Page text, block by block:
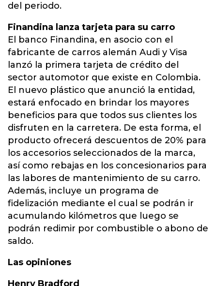
del periodo.
Finandina lanza tarjeta para su carro
El banco Finandina, en asocio con el
fabricante de carros alemán Audi y Visa
lanzó la primera tarjeta de crédito del
sector automotor que existe en Colombia.
El nuevo plástico que anunció la entidad,
estará enfocado en brindar los mayores
beneficios para que todos sus clientes los
disfruten en la carretera. De esta forma, el
producto ofrecerá descuentos de 20% para
los accesorios seleccionados de la marca,
así como rebajas en los concesionarios para
las labores de mantenimiento de su carro.
Además, incluye un programa de
fidelización mediante el cual se podrán ir
acumulando kilómetros que luego se
podrán redimir por combustible o abono de
saldo.
Las opiniones
Henry Bradford